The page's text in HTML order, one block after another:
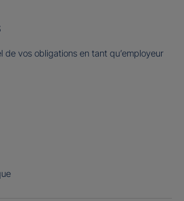
de vos obligations en tant qu’employeur